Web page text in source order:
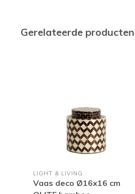
Gerelateerde producten
LIGHT & LIVING
Vaas deco Ø16x16 cm